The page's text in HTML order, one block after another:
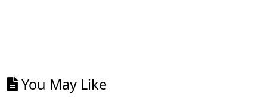
You May Like